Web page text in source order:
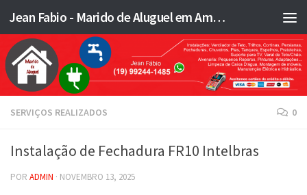
Skip to content Jean Fabio - Marido de Aluguel em Americana SP e região - JFMA
SERVIÇOS REALIZADOS 0
Instalação de Fechadura FR10 Intelbras
POR ADMIN · NOVEMBRO 13, 2025